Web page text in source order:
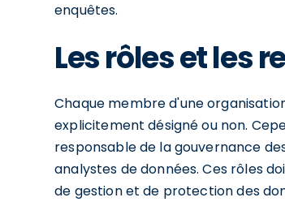
enquêtes.
Les rôles et les
Chaque membre d'une
explicitement désigné ou non.
responsable de la gouvernance
analystes de données. Ces rôles
de gestion et de protection des